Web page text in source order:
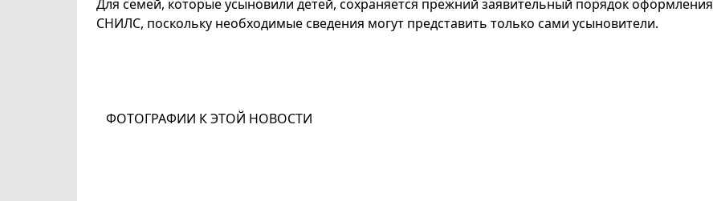
Для семей, которые усыновили детей, сохраняется прежний заявительный порядок оформления
СНИЛС, поскольку необходимые сведения могут представить только сами усыновители.
ФОТОГРАФИИ К ЭТОЙ НОВОСТИ